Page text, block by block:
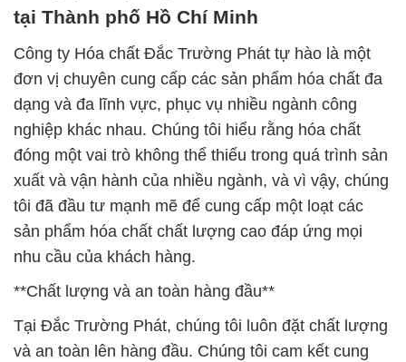
tại Thành phố Hồ Chí Minh
Công ty Hóa chất Đắc Trường Phát tự hào là một
đơn vị chuyên cung cấp các sản phẩm hóa chất đa
dạng và đa lĩnh vực, phục vụ nhiều ngành công
nghiệp khác nhau. Chúng tôi hiểu rằng hóa chất
đóng một vai trò không thể thiếu trong quá trình sản
xuất và vận hành của nhiều ngành, và vì vậy, chúng
tôi đã đầu tư mạnh mẽ để cung cấp một loạt các
sản phẩm hóa chất chất lượng cao đáp ứng mọi
nhu cầu của khách hàng.
**Chất lượng và an toàn hàng đầu**
Tại Đắc Trường Phát, chúng tôi luôn đặt chất lượng
và an toàn lên hàng đầu. Chúng tôi cam kết cung